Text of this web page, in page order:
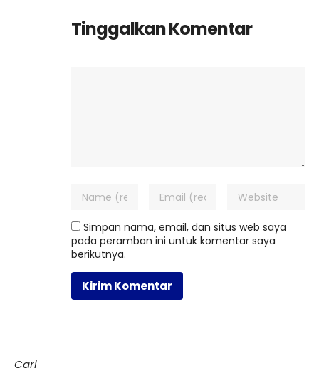
Tinggalkan Komentar
Simpan nama, email, dan situs web saya
pada peramban ini untuk komentar saya
berikutnya.
Cari